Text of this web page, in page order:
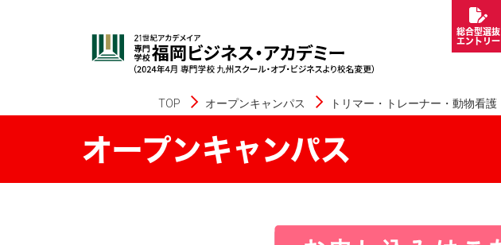
総合型選抜
エントリー
TOP オープンキャンパス トリマー・トレーナー・動物看護
オープンキャンパス